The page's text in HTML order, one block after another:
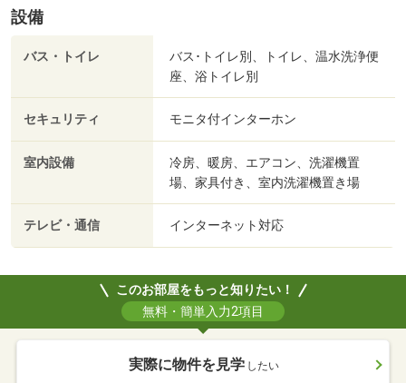
設備
バス・トイレ
バス･トイレ別、トイレ、温水洗浄便
座、浴トイレ別
セキュリティ モニタ付インターホン
室内設備
冷房、暖房、エアコン、洗濯機置
場、家具付き、室内洗濯機置き場
テレビ・通信 インターネット対応
このお部屋をもっと知りたい！
無料・簡単入力2項目
実際に物件を見学 したい